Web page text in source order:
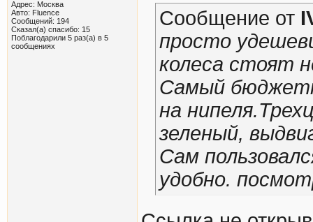
Адрес: Москва
Авто: Fluence
Сообщений: 194
Сказал(а) спасибо: 15
Поблагодарили 5 раз(а) в 5
сообщениях
Сообщение от
просто
колеса стоят
Самый
на
зеленый,
Сам
удобно.